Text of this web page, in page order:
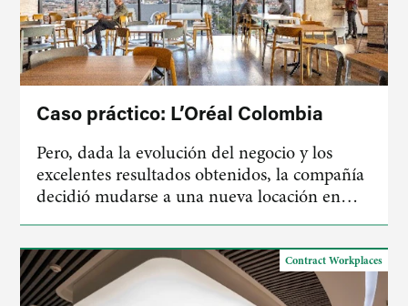
Caso práctico: L’Oréal Colombia
Pero, dada la evolución del negocio y los
excelentes resultados obtenidos, la compañía
decidió mudarse a una nueva locación en…
Contract Workplaces